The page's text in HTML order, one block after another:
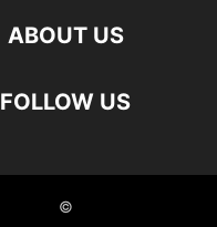
ABOUT US
FOLLOW US
©